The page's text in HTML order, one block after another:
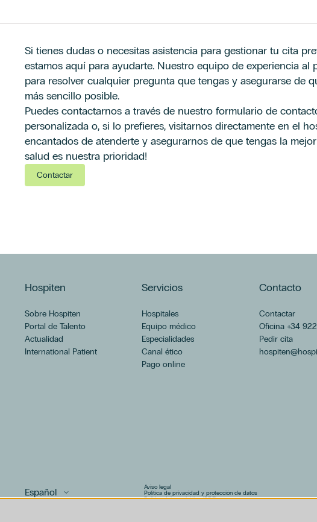
Si tienes dudas o necesitas asistencia para gestionar tu cita
estamos aquí para ayudarte. Nuestro equipo de experiencia al
para resolver cualquier pregunta que tengas y asegurarse de
más sencillo posible.
Puedes contactarnos a través de nuestro formulario de
personalizada o, si lo prefieres, visitarnos directamente en el
encantados de atenderte y asegurarnos de que tengas la mejor
salud es nuestra prioridad!
Contactar
Afirmo que he leído y acepto los términos en materia de protección de datos de la
contacto.*
Acepto el envío de acciones y comunicaciones comerciales, incluido por medios
de perfiles con las finalidades expresadas de Hospiten cuya composición puedes ser
Legal.
Afirmo que he leído y acepto los términos en materia de protección de datos de la
contacto.*
Acepto el envío de acciones y comunicaciones comerciales, incluido por medios
de perfiles con las finalidades expresadas de Hospiten cuya composición puedes ser
Legal.
Hospiten
Sobre Hospiten
Portal de Talento
Actualidad
International Patient
Servicios
Hospitales
Equipo médico
Especialidades
Canal ético
Pago online
Contacto
Contactar
Oficina +34
Pedir cita
Aviso legal
Política de privacidad y protección de datos
Política del canal ético (PDF)